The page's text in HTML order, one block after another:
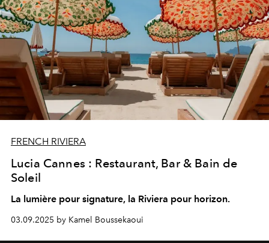
FRENCH RIVIERA
Lucia Cannes : Restaurant, Bar & Bain de
Soleil
La lumière pour signature, la Riviera pour horizon.
03.09.2025 by Kamel Boussekaoui